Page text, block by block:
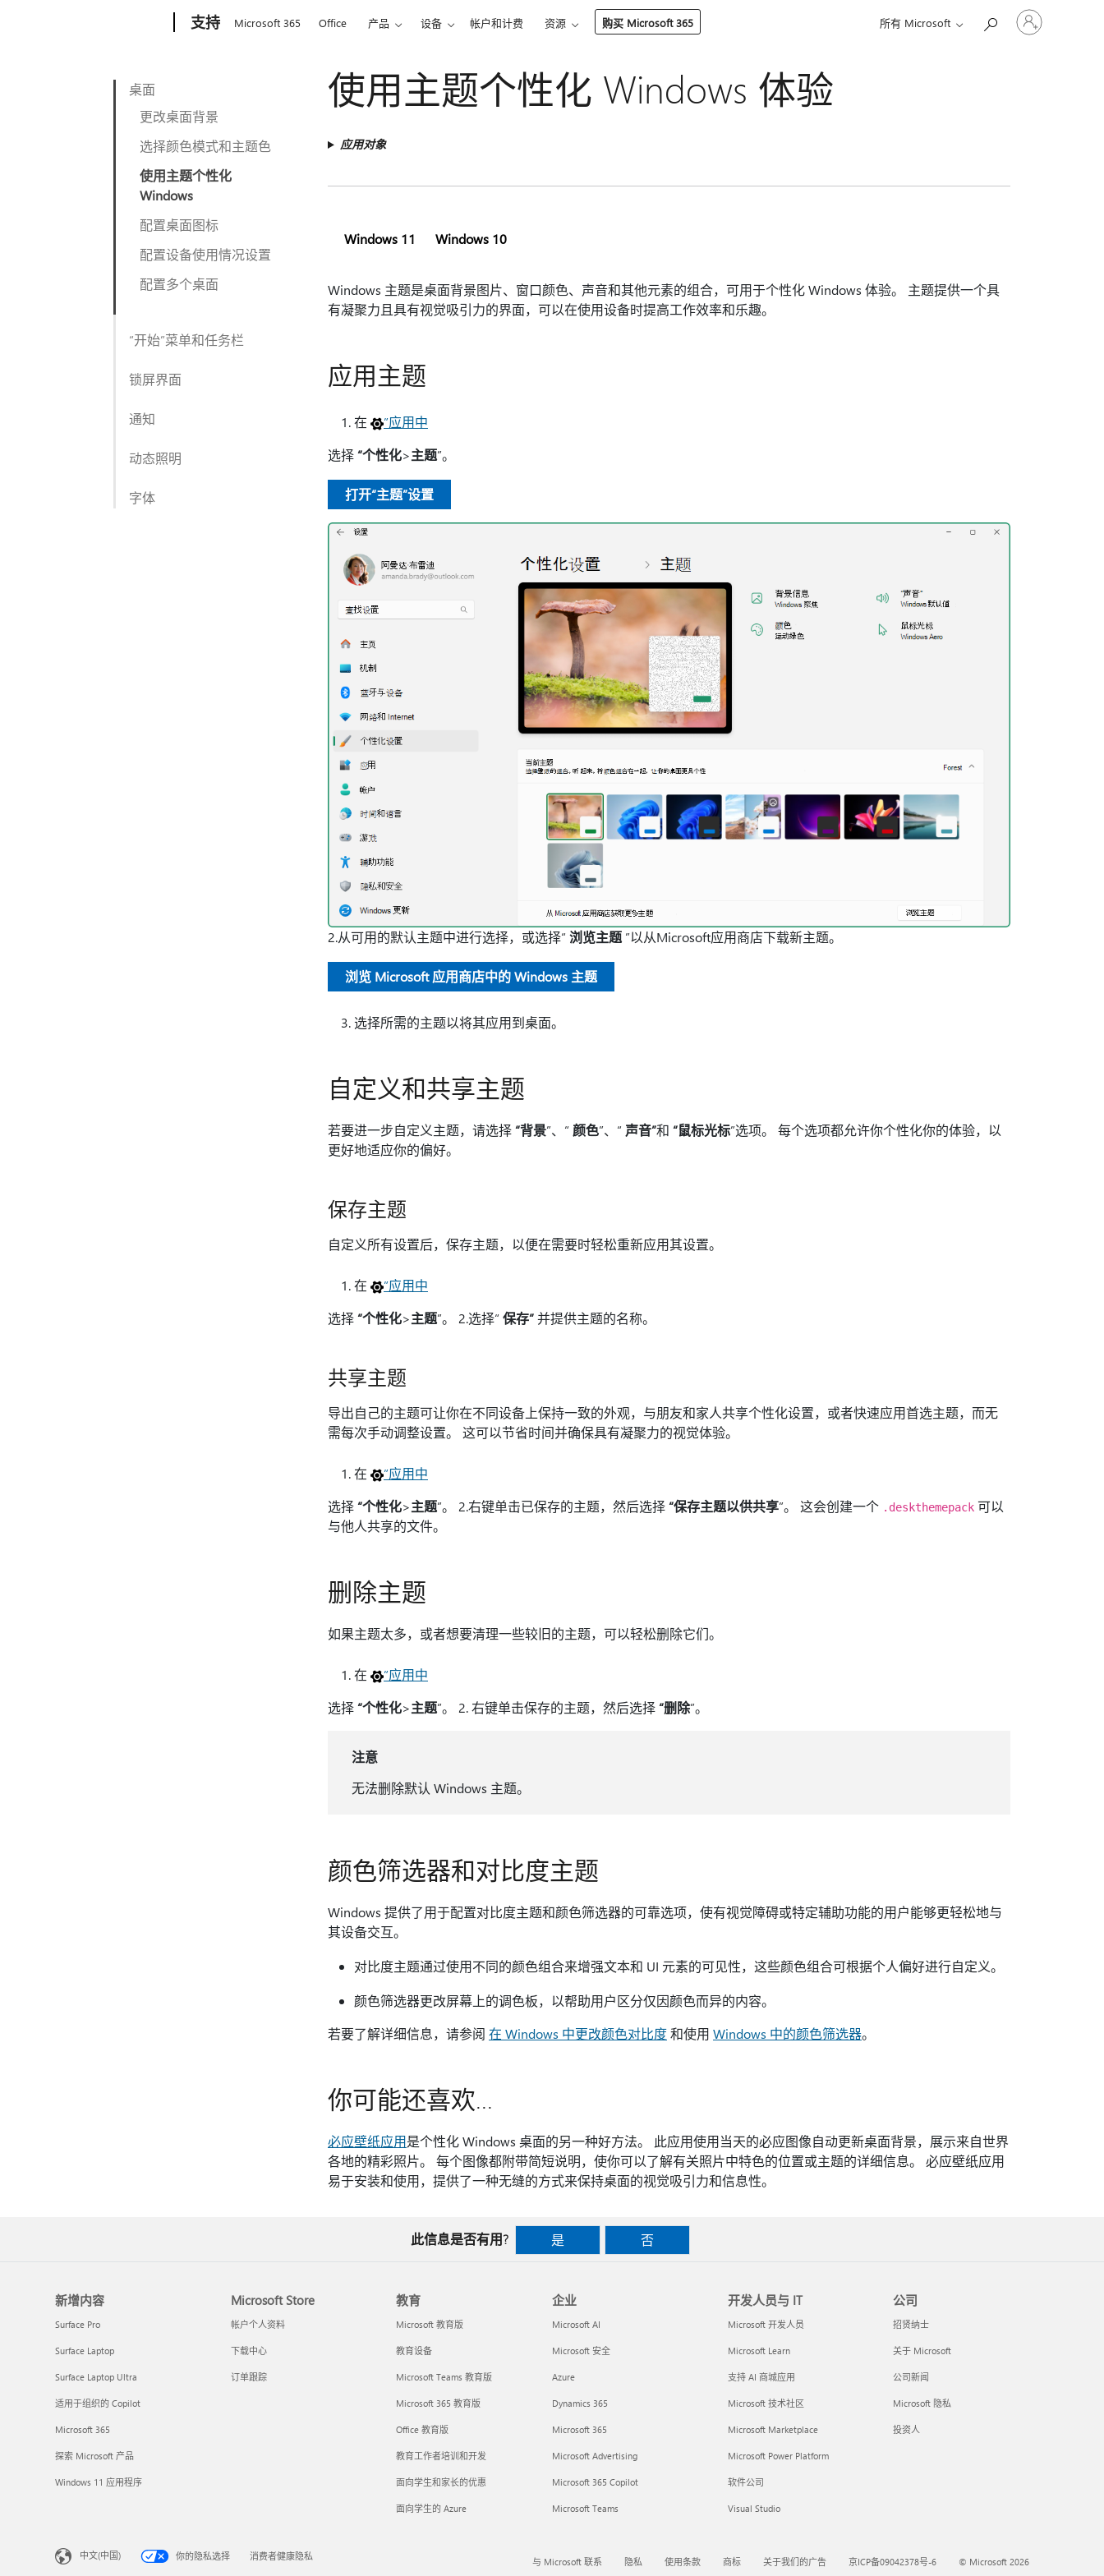
支持 Microsoft 365 Office 产品 设备 帐户和计费 资源 购买 Microsoft 365 所有 Microsoft
请
登
桌面
更改桌面背景
选择颜色模式和主题色
使用主题个性化
Windows
配置桌面图标
配置设备使用情况设置
配置多个桌面
“开始”菜单和任务栏
锁屏界面
通知
动态照明
字体
使用主题个性化 Windows 体验
应用对象
Windows 11 Windows 10
Windows 主题是桌面背景图片、窗口颜色、声音和其他元素的组合，可用于个性化 Windows 体验。 主题提供一个具
有凝聚力且具有视觉吸引力的界面，可以在使用设备时提高工作效率和乐趣。
应用主题
在
”应用中
选择“个性化>主题”。
打开“主题”设置
2.从可用的默认主题中进行选择，或选择“ 浏览主题 ”以从Microsoft应用商店下载新主题。
浏览 Microsoft 应用商店中的 Windows 主题
选择所需的主题以将其应用到桌面。
自定义和共享主题
若要进一步自定义主题，请选择“背景”、“ 颜色”、“ 声音”和 “鼠标光标”选项。 每个选项都允许你个性化你的体验，以
更好地适应你的偏好。
保存主题
自定义所有设置后，保存主题，以便在需要时轻松重新应用其设置。
在
”应用中
选择“个性化>主题”。 2.选择“ 保存”并提供主题的名称。
共享主题
导出自己的主题可让你在不同设备上保持一致的外观，与朋友和家人共享个性化设置，或者快速应用首选主题，而无
需每次手动调整设置。 这可以节省时间并确保具有凝聚力的视觉体验。
在
”应用中
选择“个性化>主题”。 2.右键单击已保存的主题，然后选择“保存主题以供共享”。 这会创建一个 .deskthemepack 可以
与他人共享的文件。
删除主题
如果主题太多，或者想要清理一些较旧的主题，可以轻松删除它们。
在
”应用中
选择“个性化>主题”。 2. 右键单击保存的主题，然后选择“删除”。
注意
无法删除默认 Windows 主题。
颜色筛选器和对比度主题
Windows 提供了用于配置对比度主题和颜色筛选器的可靠选项，使有视觉障碍或特定辅助功能的用户能够更轻松地与
其设备交互。
对比度主题通过使用不同的颜色组合来增强文本和 UI 元素的可见性，这些颜色组合可根据个人偏好进行自定义。
颜色筛选器更改屏幕上的调色板，以帮助用户区分仅因颜色而异的内容。
若要了解详细信息，请参阅 在 Windows 中更改颜色对比度和使用 Windows 中的颜色筛选器。
你可能还喜欢...
必应壁纸应用是个性化 Windows 桌面的另一种好方法。 此应用使用当天的必应图像自动更新桌面背景，展示来自世界
各地的精彩照片。 每个图像都附带简短说明，使你可以了解有关照片中特色的位置或主题的详细信息。 必应壁纸应用
易于安装和使用，提供了一种无缝的方式来保持桌面的视觉吸引力和信息性。
此信息是否有用? 是 否
新增内容
Surface Pro
Surface Laptop
Surface Laptop Ultra
适用于组织的 Copilot
Microsoft 365
探索 Microsoft 产品
Windows 11 应用程序
Microsoft Store
帐户个人资料
下载中心
订单跟踪
教育
Microsoft 教育版
教育设备
Microsoft Teams 教育版
Microsoft 365 教育版
Office 教育版
教育工作者培训和开发
面向学生和家长的优惠
面向学生的 Azure
企业
Microsoft AI
Microsoft 安全
Azure
Dynamics 365
Microsoft 365
Microsoft Advertising
Microsoft 365 Copilot
Microsoft Teams
开发人员与 IT
Microsoft 开发人员
Microsoft Learn
支持 AI 商城应用
Microsoft 技术社区
Microsoft Marketplace
Microsoft Power Platform
软件公司
Visual Studio
公司
招贤纳士
关于 Microsoft
公司新闻
Microsoft 隐私
投资人
中文(中国) 你的隐私选择 消费者健康隐私 与 Microsoft 联系 隐私 使用条款 商标 关于我们的广告 京ICP备09042378号-6 © Microsoft 2026